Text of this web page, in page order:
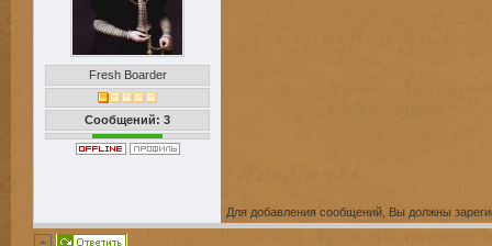
Fresh Boarder
Сообщений: 3
Для добавления сообщений, Вы должны